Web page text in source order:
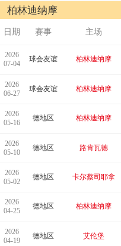
柏林迪纳摩
日期 赛事 主场
2026
07-04
球会友谊 柏林迪纳摩
2026
06-27
球会友谊 柏林迪纳摩
2026
05-16
德地区 柏林迪纳摩
2026
05-10
德地区 路肯瓦德
2026
05-02
德地区 卡尔蔡司耶拿
2026
04-25
德地区 柏林迪纳摩
2026
04-19
德地区 艾伦堡